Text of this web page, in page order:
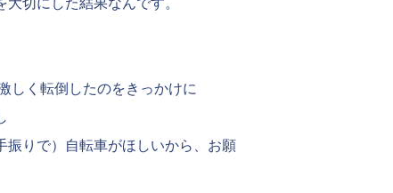
しく転倒したのをきっかけに
振りで）自転車がほしいから、お願